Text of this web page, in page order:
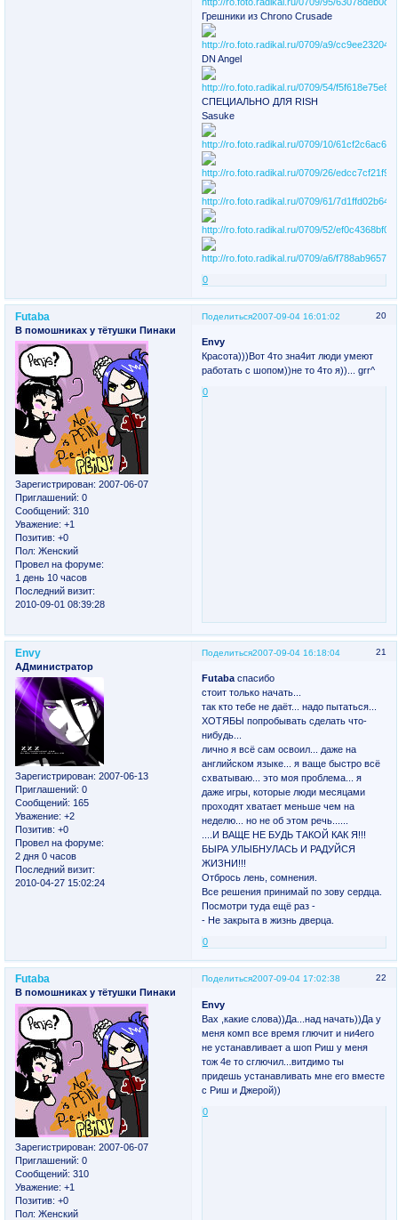
Грешники из Chrono Crusade
DN Angel
СПЕЦИАЛЬНО ДЛЯ RISH
Sasuke
0
Поделиться 20
2007-09-04 16:01:02
Futaba
В помошниках у тётушки Пинаки
Зарегистрирован: 2007-06-07
Приглашений: 0
Сообщений: 310
Уважение: +1
Позитив: +0
Пол: Женский
Провел на форуме:
1 день 10 часов
Последний визит:
2010-09-01 08:39:28
Envy
Красота)))Вот 4то зна4ит люди умеют
работать с шопом))не то 4то я))... grr^
0
Поделиться 21
2007-09-04 16:18:04
Envy
АДминистратор
Зарегистрирован: 2007-06-13
Приглашений: 0
Сообщений: 165
Уважение: +2
Позитив: +0
Провел на форуме:
2 дня 0 часов
Последний визит:
2010-04-27 15:02:24
Futaba спасибо
стоит только начать...
так кто тебе не даёт... надо пытаться...
ХОТЯБЫ попробывать сделать что-
нибудь...
лично я всё сам освоил... даже на
английском языке... я ваще быстро всё
схватываю... это моя проблема... я
даже игры, которые люди месяцами
проходят хватает меньше чем на
неделю... но не об этом речь......
....И ВАЩЕ НЕ БУДЬ ТАКОЙ КАК Я!!!
БЫРА УЛЫБНУЛАСЬ И РАДУЙСЯ
ЖИЗНИ!!!
Отбрось лень, сомнения.
Все решения принимай по зову сердца.
Посмотри туда ещё раз -
- Не закрыта в жизнь дверца.
0
Поделиться 22
2007-09-04 17:02:38
Futaba
В помошниках у тётушки Пинаки
Зарегистрирован: 2007-06-07
Приглашений: 0
Сообщений: 310
Уважение: +1
Позитив: +0
Пол: Женский
Envy
Вах ,какие слова))Да...над начать))Да у
меня комп все время глючит и ни4его
не устанавливает а шоп Риш у меня
тож 4е то сглючил...витдимо ты
придешь устанавливать мне его вместе
с Риш и Джерой))
0